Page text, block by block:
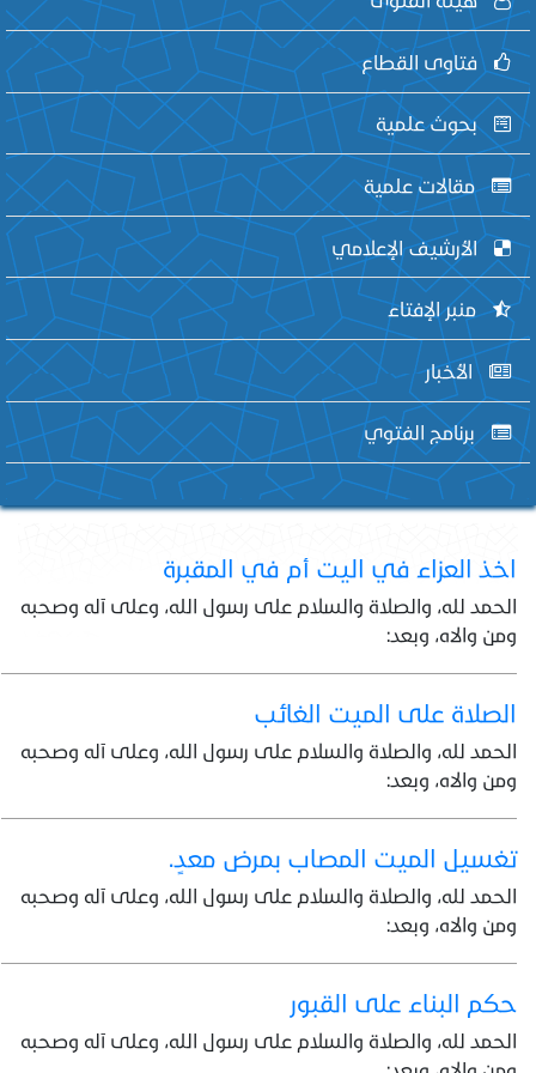
فتاوى القطاع
بحوث علمية
مقالات علمية
الأرشيف الإعلامي
منبر الإفتاء
الأخبار
برنامج الفتوي
اخذ العزاء في اليت أم في المقبرة
الحمد لله، والصلاة والسلام على رسول الله، وعلى آله وصحبه
ومن والاه، وبعد:
الصلاة على الميت الغائب
الحمد لله، والصلاة والسلام على رسول الله، وعلى آله وصحبه
ومن والاه، وبعد:
تغسيل الميت المصاب بمرض معدٍ.
الحمد لله، والصلاة والسلام على رسول الله، وعلى آله وصحبه
ومن والاه، وبعد:
حكم البناء على القبور
الحمد لله، والصلاة والسلام على رسول الله، وعلى آله وصحبه